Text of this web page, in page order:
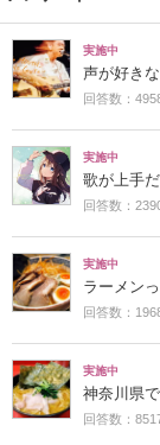
実施中
声が好き
回答数：
実施中
歌が上手
回答数：
実施中
ラーメン
回答数：
実施中
神奈川県
回答数：